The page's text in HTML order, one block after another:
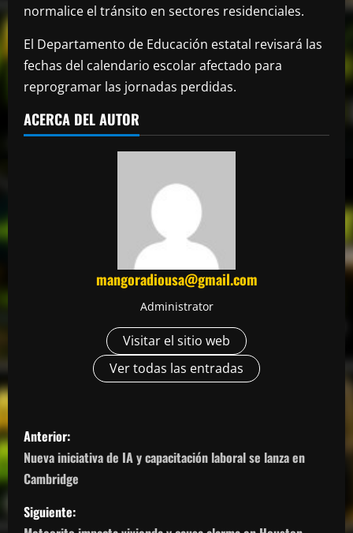
normalice el tránsito en sectores residenciales.
El Departamento de Educación estatal revisará las
fechas del calendario escolar afectado para
reprogramar las jornadas perdidas.
ACERCA DEL AUTOR
mangoradiousa@gmail.com
Administrator
Visitar el sitio web
Ver todas las entradas
N
a
v
Anterior:
Nueva iniciativa de IA y capacitación laboral se lanza en
Cambridge
Siguiente: